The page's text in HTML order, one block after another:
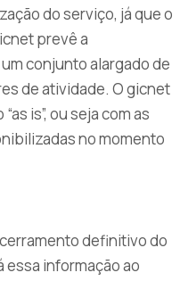
do serviço, já que o
prevê a
conjunto alargado de
de atividade. O gicnet
is”, ou seja com as
no momento
definitivo do
informação ao